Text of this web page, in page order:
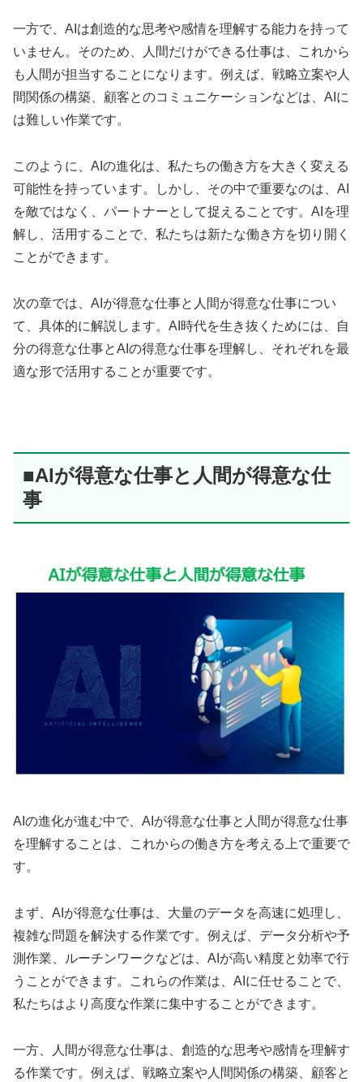
一方で、AIは創造的な思考や感情を理解する能力を持って
いません。そのため、人間だけができる仕事は、これから
も人間が担当することになります。例えば、戦略立案や人
間関係の構築、顧客とのコミュニケーションなどは、AIに
は難しい作業です。
このように、AIの進化は、私たちの働き方を大きく変える
可能性を持っています。しかし、その中で重要なのは、AI
を敵ではなく、パートナーとして捉えることです。AIを理
解し、活用することで、私たちは新たな働き方を切り開く
ことができます。
次の章では、AIが得意な仕事と人間が得意な仕事につい
て、具体的に解説します。AI時代を生き抜くためには、自
分の得意な仕事とAIの得意な仕事を理解し、それぞれを最
適な形で活用することが重要です。
■AIが得意な仕事と人間が得意な仕
事
AIの進化が進む中で、AIが得意な仕事と人間が得意な仕事
を理解することは、これからの働き方を考える上で重要で
す。
まず、AIが得意な仕事は、大量のデータを高速に処理し、
複雑な問題を解決する作業です。例えば、データ分析や予
測作業、ルーチンワークなどは、AIが高い精度と効率で行
うことができます。これらの作業は、AIに任せることで、
私たちはより高度な作業に集中することができます。
一方、人間が得意な仕事は、創造的な思考や感情を理解す
る作業です。例えば、戦略立案や人間関係の構築、顧客と